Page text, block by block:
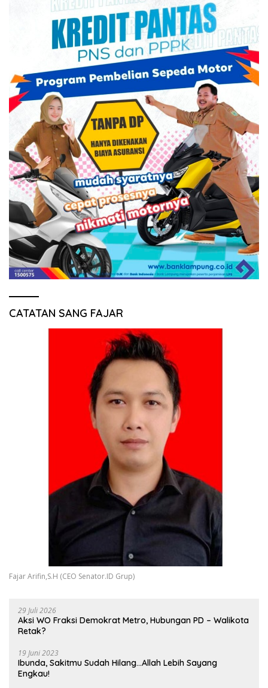
CATATAN SANG FAJAR
Fajar Arifin,S.H (CEO Senator.ID Grup)
29 Juli 2026
Aksi WO Fraksi Demokrat Metro, Hubungan PD – Walikota
Retak?
19 Juni 2023
Ibunda, Sakitmu Sudah Hilang…Allah Lebih Sayang
Engkau!